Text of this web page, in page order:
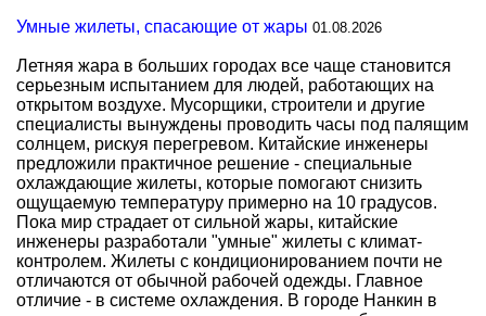
Умные жилеты, спасающие от жары 01.08.2026
Летняя жара в больших городах все чаще становится
серьезным испытанием для людей, работающих на
открытом воздухе. Мусорщики, строители и другие
специалисты вынуждены проводить часы под палящим
солнцем, рискуя перегревом. Китайские инженеры
предложили практичное решение - специальные
охлаждающие жилеты, которые помогают снизить
ощущаемую температуру примерно на 10 градусов.
Пока мир страдает от сильной жары, китайские
инженеры разработали "умные" жилеты с климат-
контролем. Жилеты с кондиционированием почти не
отличаются от обычной рабочей одежды. Главное
отличие - в системе охлаждения. В городе Нанкин в